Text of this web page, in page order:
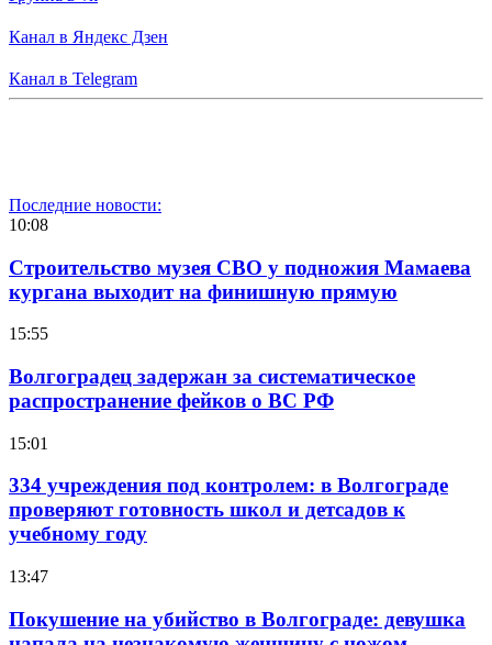
Канал в Яндекс Дзен
Канал в Telegram
Последние новости:
10:08
Строительство музея СВО у подножия Мамаева
кургана выходит на финишную прямую
15:55
Волгоградец задержан за систематическое
распространение фейков о ВС РФ
15:01
334 учреждения под контролем: в Волгограде
проверяют готовность школ и детсадов к
учебному году
13:47
Покушение на убийство в Волгограде: девушка